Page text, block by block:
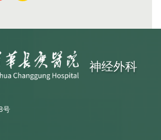
神经外科
号